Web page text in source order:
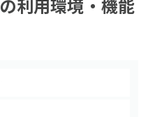
の利用環境・機能